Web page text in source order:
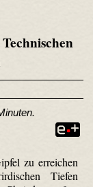
zu erreichen
Tiefen